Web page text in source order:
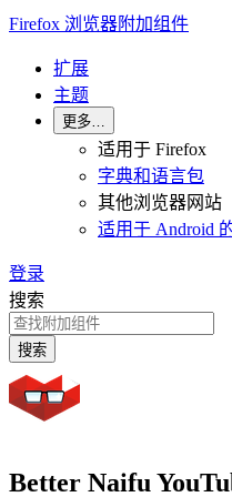
Firefox 浏览器附加组件
扩展
主题
更多…
适用于 Firefox
字典和语言包
其他浏览器网站
适用于 Android
登录
搜索
搜索
Better Naifu